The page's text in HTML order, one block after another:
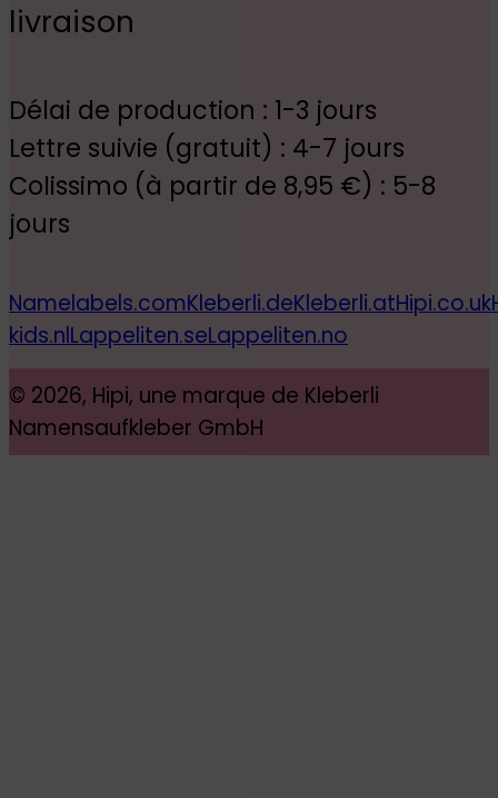
livraison
Délai de production : 1-3 jours
Lettre suivie (gratuit) : 4-7 jours
Colissimo (à partir de 8,95 €) : 5-8
jours
Namelabels.comKleberli.deKleberli.atHipi.co.uk
kids.nlLappeliten.seLappeliten.no
© 2026, Hipi, une marque de Kleberli
Namensaufkleber GmbH